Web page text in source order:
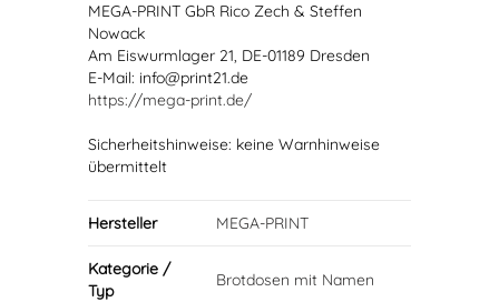
MEGA-PRINT GbR Rico Zech & Steffen
Nowack
Am Eiswurmlager 21, DE-01189 Dresden
E-Mail: info@print21.de
https://mega-print.de/
Sicherheitshinweise: keine Warnhinweise
übermittelt
Hersteller MEGA-PRINT
Kategorie /
Typ
Brotdosen mit Namen